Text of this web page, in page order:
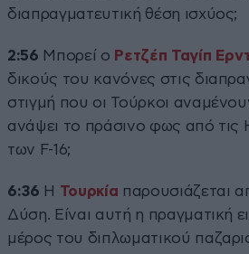
διαπραγματευτική θέση ισχύος;
2:56 Μπορεί ο Ρετζέπ Ταγίπ
δικούς του κανόνες στις
στιγμή που οι Τούρκοι
ανάψει το πράσινο φως από τις
των F-16;
6:36 Η Τουρκία παρουσιάζεται
Δύση. Είναι αυτή η πραγματική
μέρος του διπλωματικού